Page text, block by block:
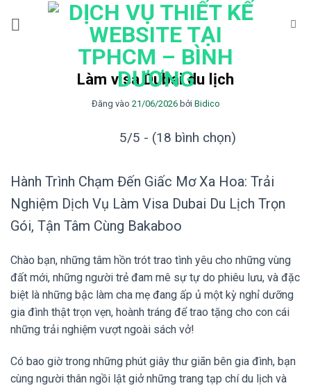
Làm visa Dubai du lịch
Đăng vào 21/06/2026 bởi Bidico
5/5 - (18 bình chọn)
Hành Trình Chạm Đến Giấc Mơ Xa Hoa: Trải
Nghiệm Dịch Vụ Làm Visa Dubai Du Lịch Trọn
Gói, Tận Tâm Cùng Bakaboo
Chào bạn, những tâm hồn trót trao tình yêu cho những vùng
đất mới, những người trẻ đam mê sự tự do phiêu lưu, và đặc
biệt là những bậc làm cha mẹ đang ấp ủ một kỳ nghỉ dưỡng
gia đình thật trọn vẹn, hoành tráng để trao tặng cho con cái
những trải nghiệm vượt ngoài sách vở!
Có bao giờ trong những phút giây thư giãn bên gia đình, bạn
cùng người thân ngồi lật giở những trang tạp chí du lịch và